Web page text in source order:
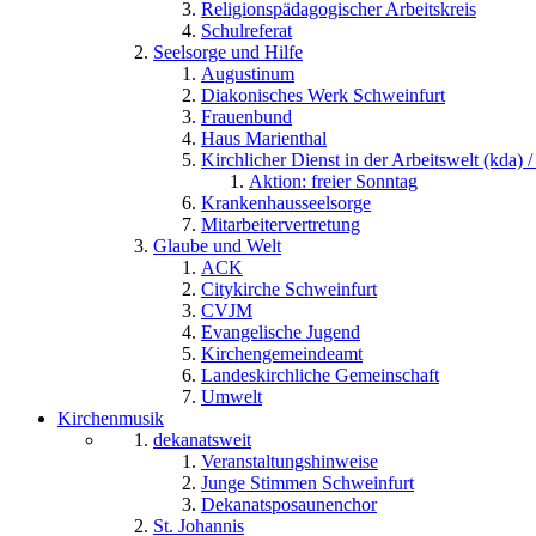
Religionspädagogischer Arbeitskreis
Schulreferat
Seelsorge und Hilfe
Augustinum
Diakonisches Werk Schweinfurt
Frauenbund
Haus Marienthal
Kirchlicher Dienst in der Arbeitswelt (kda) /
Aktion: freier Sonntag
Krankenhausseelsorge
Mitarbeitervertretung
Glaube und Welt
ACK
Citykirche Schweinfurt
CVJM
Evangelische Jugend
Kirchengemeindeamt
Landeskirchliche Gemeinschaft
Umwelt
Kirchenmusik
dekanatsweit
Veranstaltungshinweise
Junge Stimmen Schweinfurt
Dekanatsposaunenchor
St. Johannis